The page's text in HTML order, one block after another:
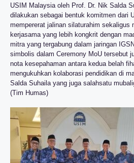
USIM Malaysia oleh Prof. Dr. Nik Salda
dilakukan sebagai bentuk komitmen dari
mempererat jalinan silaturahim sekaligus
kerjasama yang lebih kongkrit dengan
mitra yang tergabung dalam jaringan
simbolis dalam Ceremony MoU tersebut
nota kesepahaman antara kedua belah
mengukuhkan kolaborasi pendidikan di
Salda Suhaila yang juga salahsatu
(Tim Humas)